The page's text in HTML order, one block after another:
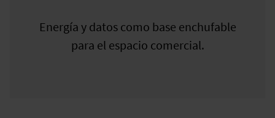
Energía y datos como base enchufable
para el espacio comercial.